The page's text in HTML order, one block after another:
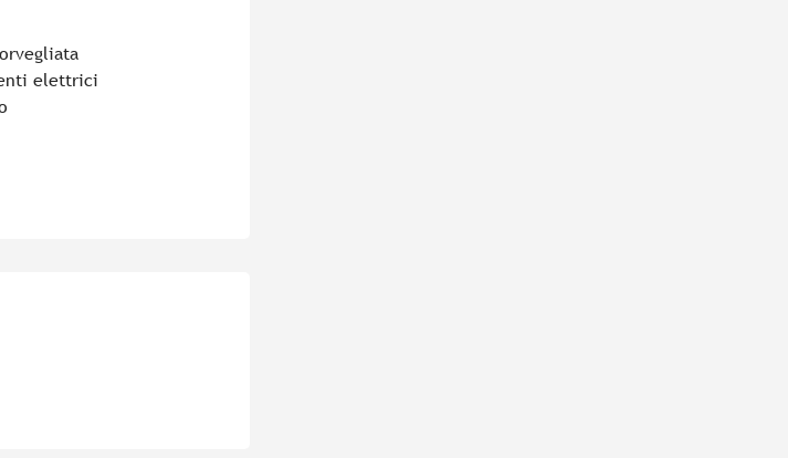
elettrici